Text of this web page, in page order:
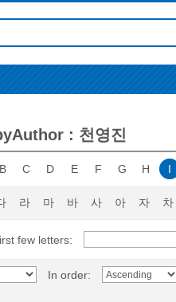
: 천영진
B C D E F G H I
라 마 바 사 아 자 차
few letters:
In order: